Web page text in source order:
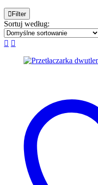
Filter
Sortuj według: